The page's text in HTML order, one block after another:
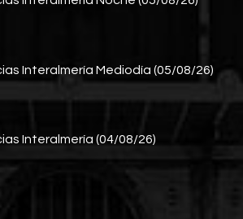
Interalmería Mediodía (05/08/26)
Interalmería (04/08/26)